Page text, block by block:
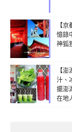
【
憶錄
神狐
【
汁、
擺澎
在地